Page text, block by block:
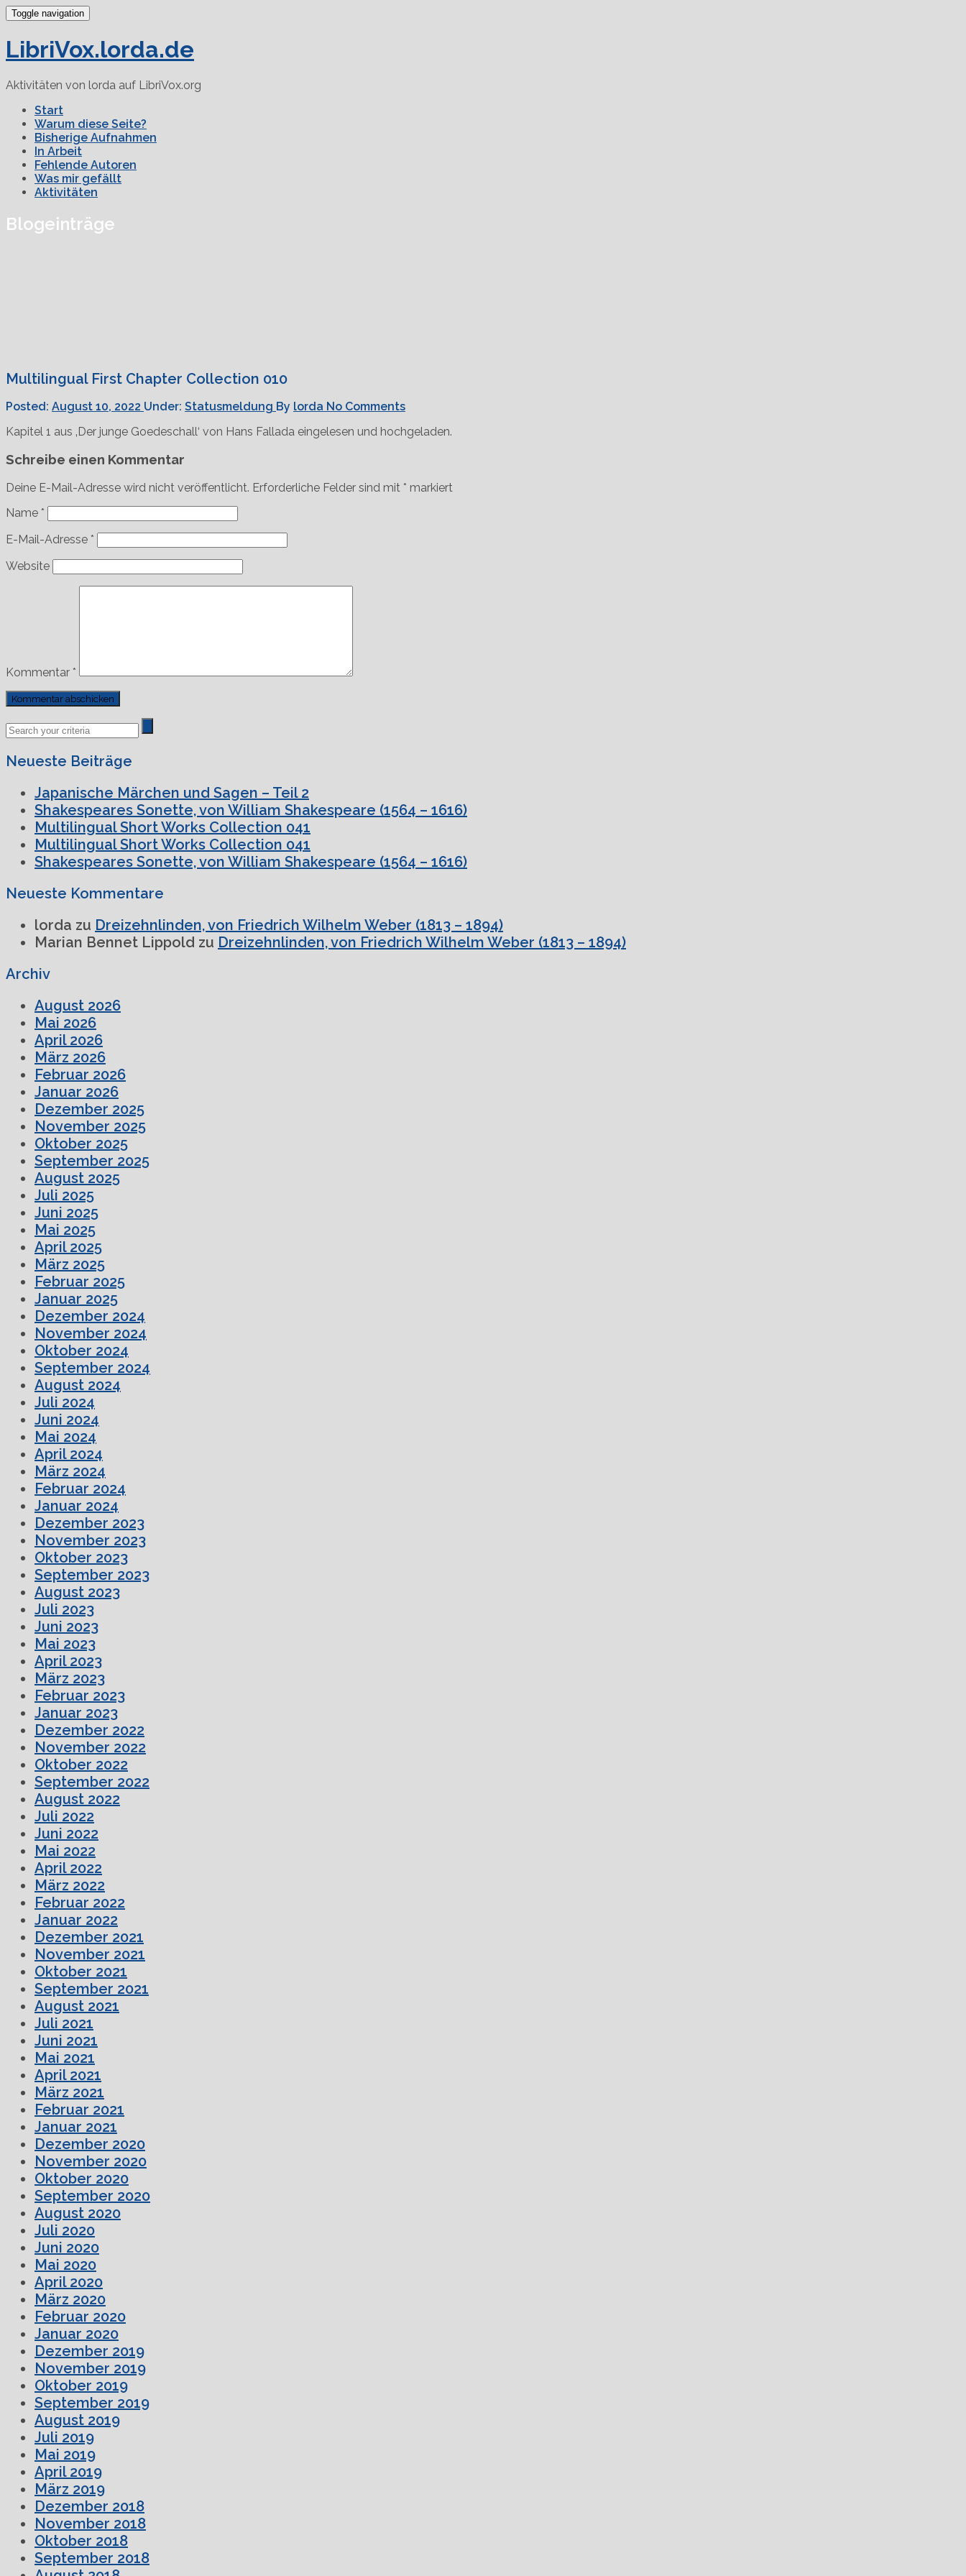
Toggle navigation
LibriVox.lorda.de
Aktivitäten von lorda auf LibriVox.org
Start
Warum diese Seite?
Bisherige Aufnahmen
In Arbeit
Fehlende Autoren
Was mir gefällt
Aktivitäten
Blogeinträge
Multilingual First Chapter Collection 010
Posted: August 10, 2022 Under: Statusmeldung By lorda No Comments
Kapitel 1 aus ‚Der junge Goedeschall‘ von Hans Fallada eingelesen und hochgeladen.
Schreibe einen Kommentar
Deine E-Mail-Adresse wird nicht veröffentlicht. Erforderliche Felder sind mit * markiert
Name *
E-Mail-Adresse *
Website
Kommentar *
Previous
Post
Next
Post
Neueste Beiträge
Japanische Märchen und Sagen – Teil 2
Shakespeares Sonette, von William Shakespeare (1564 – 1616)
Multilingual Short Works Collection 041
Multilingual Short Works Collection 041
Shakespeares Sonette, von William Shakespeare (1564 – 1616)
Neueste Kommentare
lorda zu Dreizehnlinden, von Friedrich Wilhelm Weber (1813 – 1894)
Marian Bennet Lippold zu Dreizehnlinden, von Friedrich Wilhelm Weber (1813 – 1894)
Archiv
August 2026
Mai 2026
April 2026
März 2026
Februar 2026
Januar 2026
Dezember 2025
November 2025
Oktober 2025
September 2025
August 2025
Juli 2025
Juni 2025
Mai 2025
April 2025
März 2025
Februar 2025
Januar 2025
Dezember 2024
November 2024
Oktober 2024
September 2024
August 2024
Juli 2024
Juni 2024
Mai 2024
April 2024
März 2024
Februar 2024
Januar 2024
Dezember 2023
November 2023
Oktober 2023
September 2023
August 2023
Juli 2023
Juni 2023
Mai 2023
April 2023
März 2023
Februar 2023
Januar 2023
Dezember 2022
November 2022
Oktober 2022
September 2022
August 2022
Juli 2022
Juni 2022
Mai 2022
April 2022
März 2022
Februar 2022
Januar 2022
Dezember 2021
November 2021
Oktober 2021
September 2021
August 2021
Juli 2021
Juni 2021
Mai 2021
April 2021
März 2021
Februar 2021
Januar 2021
Dezember 2020
November 2020
Oktober 2020
September 2020
August 2020
Juli 2020
Juni 2020
Mai 2020
April 2020
März 2020
Februar 2020
Januar 2020
Dezember 2019
November 2019
Oktober 2019
September 2019
August 2019
Juli 2019
Mai 2019
April 2019
März 2019
Dezember 2018
November 2018
Oktober 2018
September 2018